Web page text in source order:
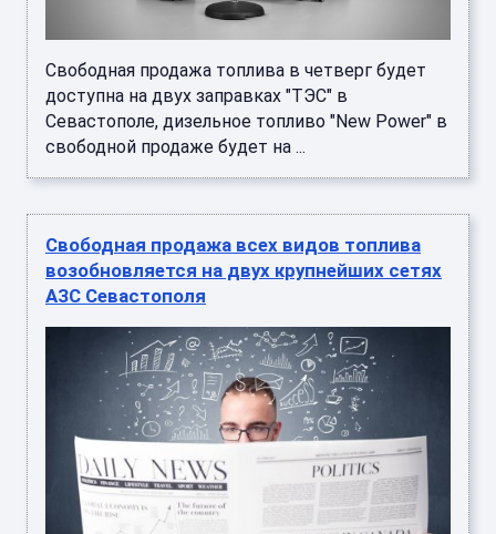
Свободная продажа топлива в четверг будет
доступна на двух заправках "ТЭС" в
Севастополе, дизельное топливо "New Power" в
свободной продаже будет на ...
Свободная продажа всех видов топлива
возобновляется на двух крупнейших сетях
АЗС Севастополя